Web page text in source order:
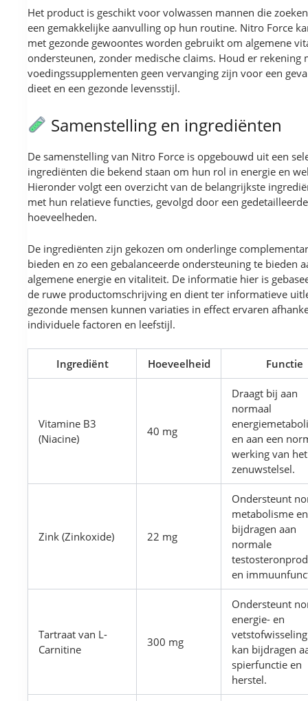
Het product is geschikt voor volwassen mannen die
een gemakkelijke aanvulling op hun routine. Nitro Force
met gezonde gewoontes worden gebruikt om algemene
ondersteunen, zonder medische claims. Houd er rekening
voedingssupplementen geen vervanging zijn voor een
dieet en een gezonde levensstijl.
Samenstelling en ingrediënten
De samenstelling van Nitro Force is opgebouwd uit een
ingrediënten die bekend staan om hun rol in energie en
Hieronder volgt een overzicht van de belangrijkste
met hun relatieve functies, gevolgd door een
hoeveelheden.
De ingrediënten zijn gekozen om onderlinge
bieden en zo een gebalanceerde ondersteuning te bieden
algemene energie en vitaliteit. De informatie hier is
de ruwe productomschrijving en dient ter informatieve
gezonde mensen kunnen variaties in effect ervaren
individuele factoren en leefstijl.
Ingrediënt Hoeveelheid Functie
Vitamine B3
(Niacine)
40 mg
Draagt bij aan
normaal
en aan een
werking van het
zenuwstelsel.
Zink (Zinkoxide) 22 mg
Ondersteunt
metabolisme
bijdragen aan
normale
en
Tartraat van L-
Carnitine
300 mg
Ondersteunt
energie- en
kan bijdragen
spierfunctie en
herstel.